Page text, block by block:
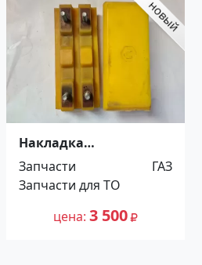
Накладка
полиуретановая для
гусениц дорожной
фрезы Wirtgen, размер
190х50 г. Краснодар
Запчасти
ГАЗ
Запчасти для ТО
цена 3 500